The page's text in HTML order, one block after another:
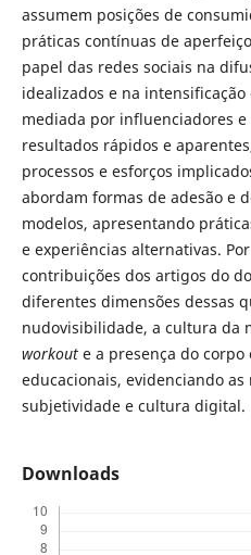
assumem posições de
práticas contínuas de
papel das redes sociais na
idealizados e na
mediada por influenciadores e
resultados rápidos e
processos e esforços
abordam formas de adesão e
modelos, apresentando
e experiências alternativas.
contribuições dos artigos do
diferentes dimensões dessas
nudovisibilidade, a cultura da
workoute a presença do corpo
educacionais, evidenciando
subjetividade e cultura digital.
Downloads